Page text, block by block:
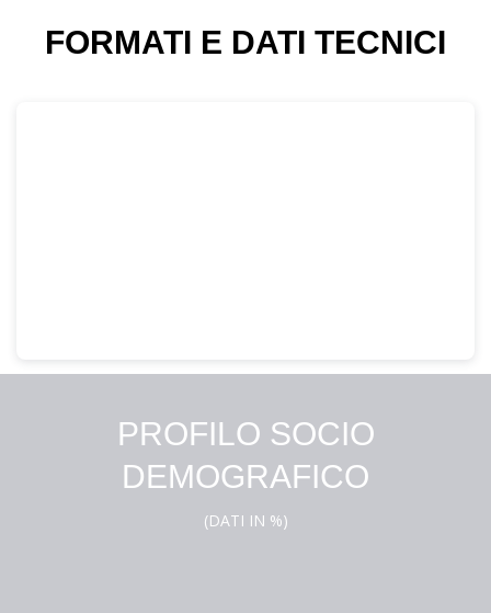
FORMATI E DATI TECNICI
PROFILO SOCIO
DEMOGRAFICO
(DATI IN %)